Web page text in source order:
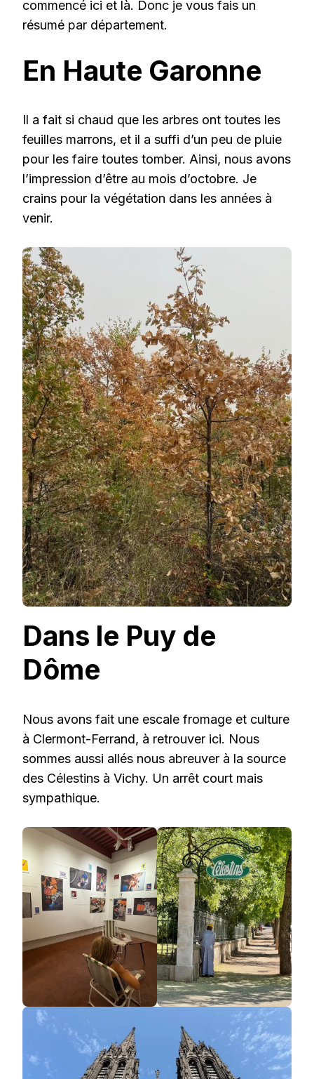
commencé ici et là. Donc je vous fais un
résumé par département.
En Haute Garonne
Il a fait si chaud que les arbres ont toutes les
feuilles marrons, et il a suffi d’un peu de pluie
pour les faire toutes tomber. Ainsi, nous avons
l’impression d’être au mois d’octobre. Je
crains pour la végétation dans les années à
venir.
Dans le Puy de
Dôme
Nous avons fait une escale fromage et culture
à Clermont-Ferrand, à retrouver ici. Nous
sommes aussi allés nous abreuver à la source
des Célestins à Vichy. Un arrêt court mais
sympathique.